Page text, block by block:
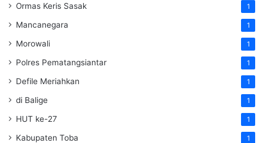
Ormas Keris Sasak 1
Mancanegara 1
Morowali 1
Polres Pematangsiantar 1
Defile Meriahkan 1
di Balige 1
HUT ke-27 1
Kabupaten Toba 1